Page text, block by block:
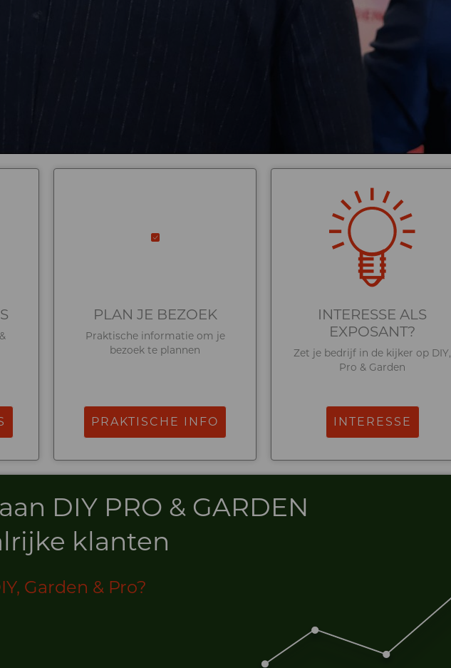
PLAN JE BEZOEK
Praktische informatie om je
bezoek te plannen
PRAKTISCHE INFO
INTERESSE ALS
EXPOSANT?
Zet je bedrijf in de kijker op DIY,
Pro & Garden
INTERESSE
DIY PRO & GARDEN
klanten
Garden & Pro?